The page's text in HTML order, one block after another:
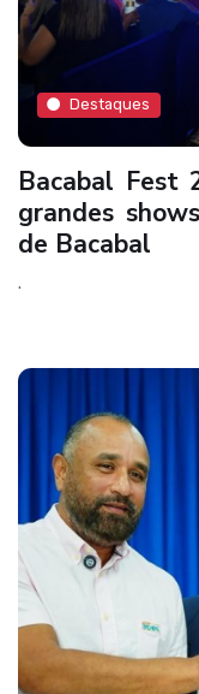
Destaques
Bacabal Fest
grandes
de Bacabal
.